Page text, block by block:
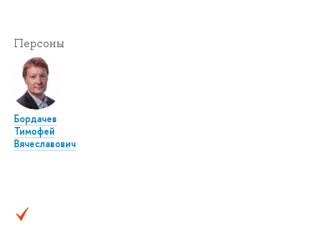
Персоны
Бордачев
Тимофей
Вячеславович